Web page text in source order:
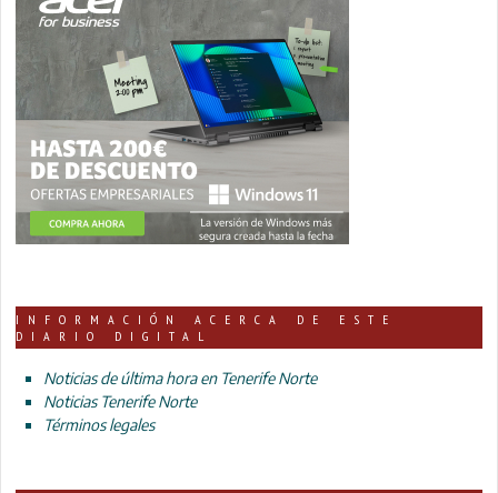
INFORMACIÓN ACERCA DE ESTE
DIARIO DIGITAL
Noticias de última hora en Tenerife Norte
Noticias Tenerife Norte
Términos legales